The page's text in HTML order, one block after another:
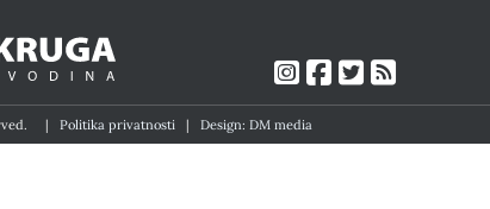
| Politika privatnosti | Design: DM media